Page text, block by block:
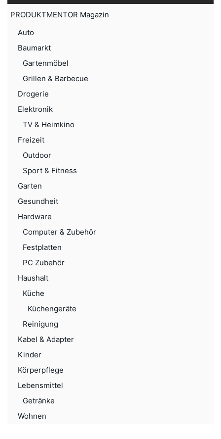
PRODUKTMENTOR Magazin
Auto
Baumarkt
Gartenmöbel
Grillen & Barbecue
Drogerie
Elektronik
TV & Heimkino
Freizeit
Outdoor
Sport & Fitness
Garten
Gesundheit
Hardware
Computer & Zubehör
Festplatten
PC Zubehör
Haushalt
Küche
Küchengeräte
Reinigung
Kabel & Adapter
Kinder
Körperpflege
Lebensmittel
Getränke
Wohnen